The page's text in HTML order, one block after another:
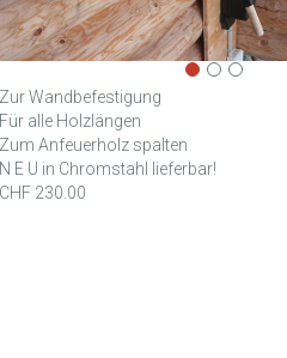
Zur Wandbefestigung
Für alle Holzlängen
Zum Anfeuerholz spalten
N E U in Chromstahl lieferbar!
CHF 230.00